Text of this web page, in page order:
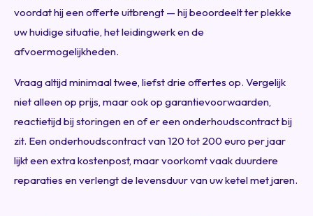
voordat hij een offerte uitbrengt — hij beoordeelt ter plekke
uw huidige situatie, het leidingwerk en de
afvoermogelijkheden.
Vraag altijd minimaal twee, liefst drie offertes op. Vergelijk
niet alleen op prijs, maar ook op garantievoorwaarden,
reactietijd bij storingen en of er een onderhoudscontract bij
zit. Een onderhoudscontract van 120 tot 200 euro per jaar
lijkt een extra kostenpost, maar voorkomt vaak duurdere
reparaties en verlengt de levensduur van uw ketel met jaren.